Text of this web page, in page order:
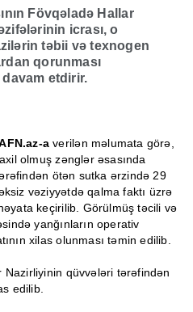
Fövqəladə Hallar
icrası, o
təbii və texnogen
qorunması
etdirir.
a verilən məlumata görə,
olmuş zənglər əsasında
ötən sutka ərzində 29
vəziyyətdə qalma faktı üzrə
keçirilib. Görülmüş təcili və
yanğınların operativ
xilas olunması təmin edilib.
qüvvələri tərəfindən
edilib.